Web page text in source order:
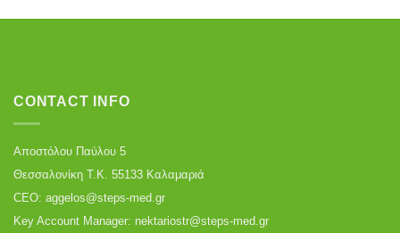
CONTACT INFO
Αποστόλου Παύλου 5
Θεσσαλονίκη Τ.Κ. 55133 Καλαμαριά
CEO: aggelos@steps-med.gr
Key Account Manager: nektariostr@steps-med.gr